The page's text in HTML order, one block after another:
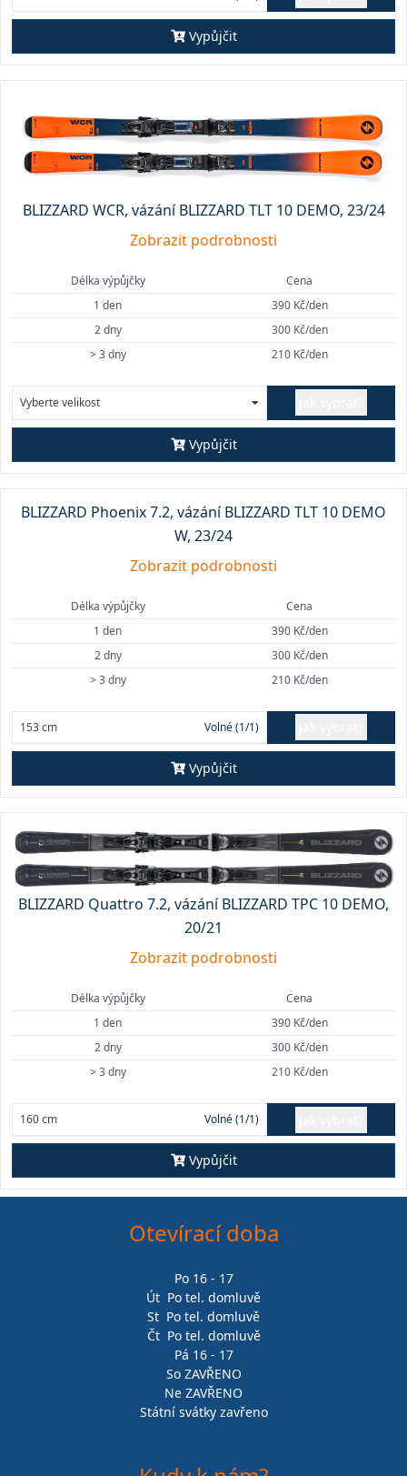
Vypůjčit
BLIZZARD WCR, vázání BLIZZARD TLT 10 DEMO, 23/24
Zobrazit podrobnosti
Délka výpůjčky
1 den
2 dny
> 3 dny
Cena
390 Kč/den
300 Kč/den
210 Kč/den
Vyberte velikost
Vypůjčit
BLIZZARD Phoenix 7.2, vázání BLIZZARD TLT 10 DEMO
W, 23/24
Zobrazit podrobnosti
Délka výpůjčky
1 den
2 dny
> 3 dny
Cena
390 Kč/den
300 Kč/den
210 Kč/den
153 cm Volné (1/1)
Vypůjčit
BLIZZARD Quattro 7.2, vázání BLIZZARD TPC 10 DEMO,
20/21
Zobrazit podrobnosti
Délka výpůjčky
1 den
2 dny
> 3 dny
Cena
390 Kč/den
300 Kč/den
210 Kč/den
160 cm Volné (1/1)
Vypůjčit
Otevírací doba
Po 16 - 17
Út Po tel. domluvě
St Po tel. domluvě
Čt Po tel. domluvě
Pá 16 - 17
So ZAVŘENO
Ne ZAVŘENO
Státní svátky zavřeno